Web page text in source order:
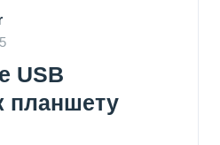
USB
планшету